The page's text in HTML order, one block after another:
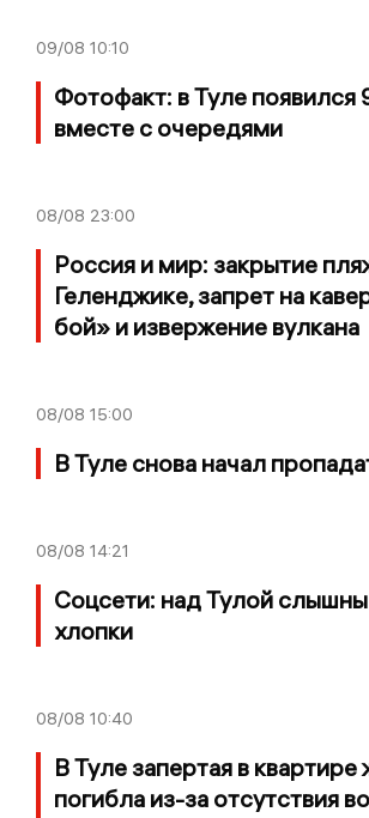
09/08 10:10
Фотофакт: в Туле
вместе с очередями
08/08 23:00
Россия и мир: закрытие
Геленджике, запрет на
бой» и извержение вулкана
08/08 15:00
В Туле снова начал
08/08 14:21
Соцсети: над Тулой
хлопки
08/08 10:40
В Туле запертая в
погибла из-за отсутствия